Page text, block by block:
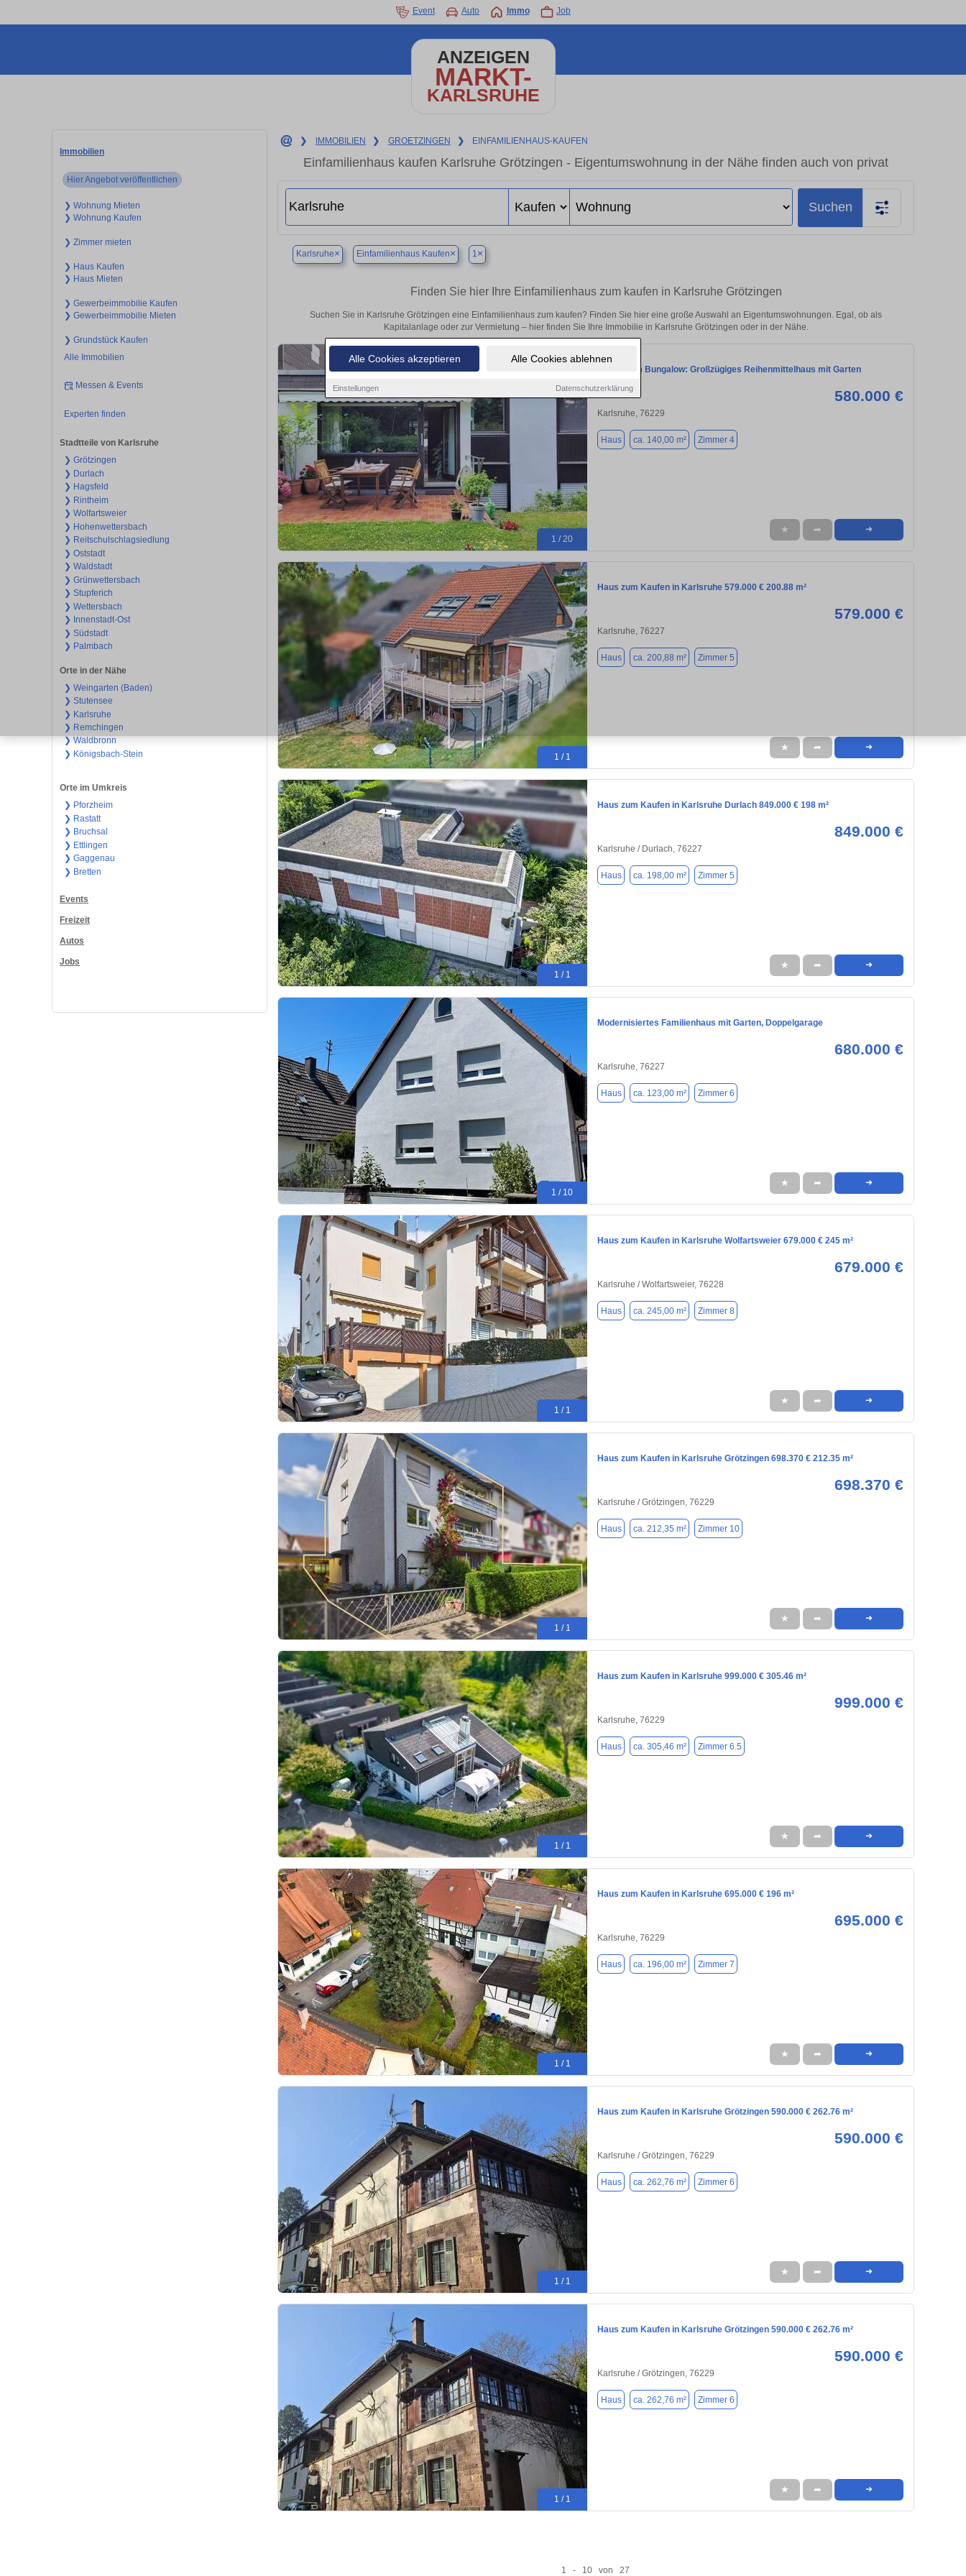
Alle Cookies akzeptieren Alle Cookies ablehnen
Einstellungen Datenschutzerklärung
Event Auto Immo Job
ANZEIGEN
MARKT-
KARLSRUHE
Immobilien
Hier Angebot veröffentlichen
❯ Wohnung Mieten
❯ Wohnung Kaufen
❯ Zimmer mieten
❯ Haus Kaufen
❯ Haus Mieten
❯ Gewerbeimmobilie Kaufen
❯ Gewerbeimmobilie Mieten
❯ Grundstück Kaufen
Alle Immobilien
Messen & Events
Experten finden
Stadtteile von Karlsruhe
❯ Grötzingen
❯ Durlach
❯ Hagsfeld
❯ Rintheim
❯ Wolfartsweier
❯ Hohenwettersbach
❯ Reitschulschlagsiedlung
❯ Oststadt
❯ Waldstadt
❯ Grünwettersbach
❯ Stupferich
❯ Wettersbach
❯ Innenstadt-Ost
❯ Südstadt
❯ Palmbach
Orte in der Nähe
❯ Weingarten (Baden)
❯ Stutensee
❯ Karlsruhe
❯ Remchingen
❯ Waldbronn
❯ Königsbach-Stein
Orte im Umkreis
❯ Pforzheim
❯ Rastatt
❯ Bruchsal
❯ Ettlingen
❯ Gaggenau
❯ Bretten
Events
Freizeit
Autos
Jobs
❯ IMMOBILIEN ❯ GROETZINGEN ❯ EINFAMILIENHAUS-KAUFEN
Einfamilienhaus kaufen Karlsruhe Grötzingen - Eigentumswohnung in der Nähe finden auch von privat
Suchen
Karlsruhe× Einfamilienhaus Kaufen× 1×
Finden Sie hier Ihre Einfamilienhaus zum kaufen in Karlsruhe Grötzingen
Suchen Sie in Karlsruhe Grötzingen eine Einfamilienhaus zum kaufen? Finden Sie hier eine große Auswahl an Eigentumswohnungen. Egal, ob als
Kapitalanlage oder zur Vermietung – hier finden Sie Ihre Immobilie in Karlsruhe Grötzingen oder in der Nähe.
1 / 20
Wohnen im Bungalow: Großzügiges Reihenmittelhaus mit Garten
580.000 €
Karlsruhe, 76229
Haus ca. 140,00 m² Zimmer 4
★ ➦ ➜
1 / 1
Haus zum Kaufen in Karlsruhe 579.000 € 200.88 m²
579.000 €
Karlsruhe, 76227
Haus ca. 200,88 m² Zimmer 5
★ ➦ ➜
1 / 1
Haus zum Kaufen in Karlsruhe Durlach 849.000 € 198 m²
849.000 €
Karlsruhe / Durlach, 76227
Haus ca. 198,00 m² Zimmer 5
★ ➦ ➜
1 / 10
Modernisiertes Familienhaus mit Garten, Doppelgarage
680.000 €
Karlsruhe, 76227
Haus ca. 123,00 m² Zimmer 6
★ ➦ ➜
1 / 1
Haus zum Kaufen in Karlsruhe Wolfartsweier 679.000 € 245 m²
679.000 €
Karlsruhe / Wolfartsweier, 76228
Haus ca. 245,00 m² Zimmer 8
★ ➦ ➜
1 / 1
Haus zum Kaufen in Karlsruhe Grötzingen 698.370 € 212.35 m²
698.370 €
Karlsruhe / Grötzingen, 76229
Haus ca. 212,35 m² Zimmer 10
★ ➦ ➜
1 / 1
Haus zum Kaufen in Karlsruhe 999.000 € 305.46 m²
999.000 €
Karlsruhe, 76229
Haus ca. 305,46 m² Zimmer 6.5
★ ➦ ➜
1 / 1
Haus zum Kaufen in Karlsruhe 695.000 € 196 m²
695.000 €
Karlsruhe, 76229
Haus ca. 196,00 m² Zimmer 7
★ ➦ ➜
1 / 1
Haus zum Kaufen in Karlsruhe Grötzingen 590.000 € 262.76 m²
590.000 €
Karlsruhe / Grötzingen, 76229
Haus ca. 262,76 m² Zimmer 6
★ ➦ ➜
1 / 1
Haus zum Kaufen in Karlsruhe Grötzingen 590.000 € 262.76 m²
590.000 €
Karlsruhe / Grötzingen, 76229
Haus ca. 262,76 m² Zimmer 6
★ ➦ ➜
1 - 10 von 27